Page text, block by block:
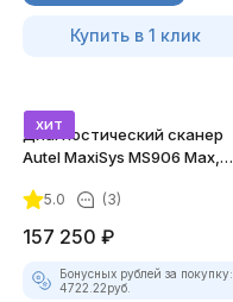
Купить в 1 клик
хит
Диагностический сканер
Autel MaxiSys MS906 Max,
5.0 (3)
157 250 ₽
Бонусных рублей за покупку:
4722.22руб.